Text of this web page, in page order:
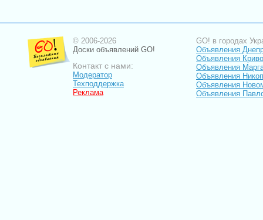
© 2006-2026
Доски объявлений GO!
Контакт с нами:
Модератор
Техподдержка
Реклама
GO! в городах
Объявления
Объявления
Объявления
Объявления
Объявления
Объявления